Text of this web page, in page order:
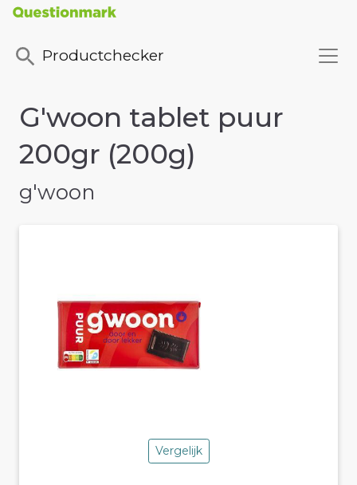
Productchecker
G'woon tablet puur
200gr (200g)
g'woon
Vergelijk